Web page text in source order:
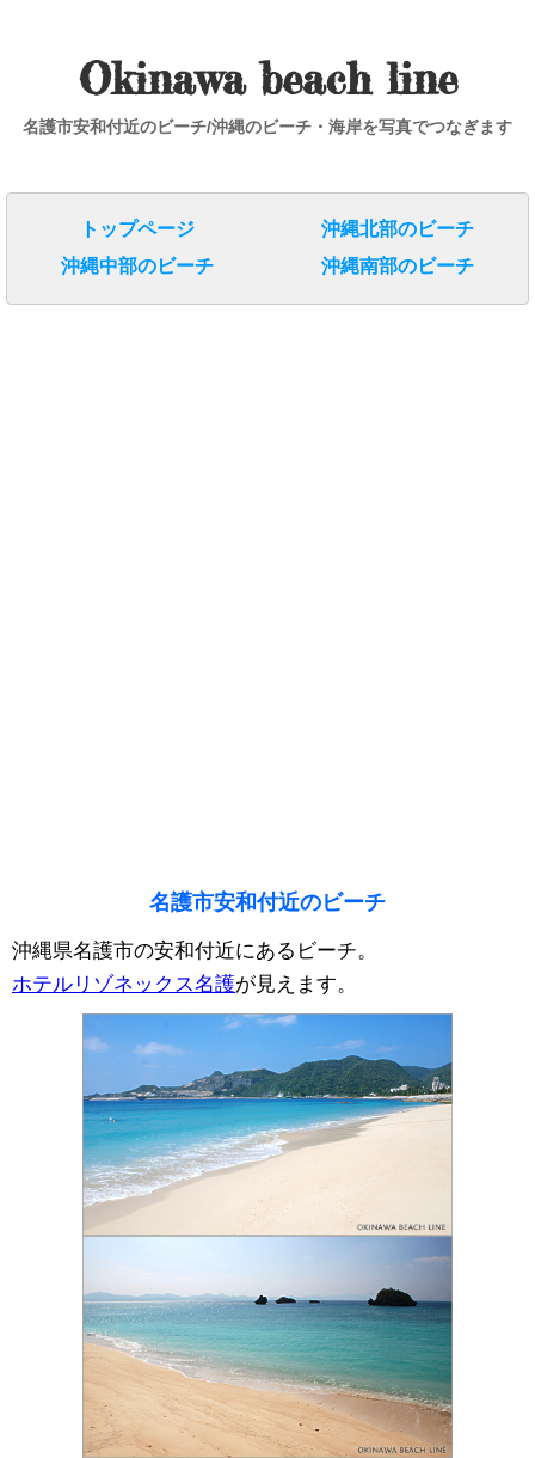
Okinawa beach line
名護市安和付近のビーチ/沖縄のビーチ・海岸を写真でつなぎます
トップページ
沖縄北部のビーチ
沖縄中部のビーチ
沖縄南部のビーチ
名護市安和付近のビーチ
沖縄県名護市の安和付近にあるビーチ。
ホテルリゾネックス名護が見えます。